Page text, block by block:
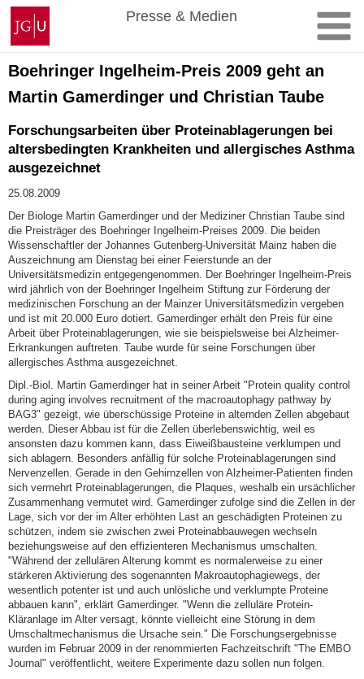
Zum
Inhalt
springen
Johannes
Gutenberg-
Universität
Mainz
Presse & Medien
Boehringer Ingelheim-Preis 2009 geht an
Martin Gamerdinger und Christian Taube
Forschungsarbeiten über Proteinablagerungen bei
altersbedingten Krankheiten und allergisches Asthma
ausgezeichnet
25.08.2009
Der Biologe Martin Gamerdinger und der Mediziner Christian Taube sind
die Preisträger des Boehringer Ingelheim-Preises 2009. Die beiden
Wissenschaftler der Johannes Gutenberg-Universität Mainz haben die
Auszeichnung am Dienstag bei einer Feierstunde an der
Universitätsmedizin entgegengenommen. Der Boehringer Ingelheim-Preis
wird jährlich von der Boehringer Ingelheim Stiftung zur Förderung der
medizinischen Forschung an der Mainzer Universitätsmedizin vergeben
und ist mit 20.000 Euro dotiert. Gamerdinger erhält den Preis für eine
Arbeit über Proteinablagerungen, wie sie beispielsweise bei Alzheimer-
Erkrankungen auftreten. Taube wurde für seine Forschungen über
allergisches Asthma ausgezeichnet.
Dipl.-Biol. Martin Gamerdinger hat in seiner Arbeit "Protein quality control
during aging involves recruitment of the macroautophagy pathway by
BAG3" gezeigt, wie überschüssige Proteine in alternden Zellen abgebaut
werden. Dieser Abbau ist für die Zellen überlebenswichtig, weil es
ansonsten dazu kommen kann, dass Eiweißbausteine verklumpen und
sich ablagern. Besonders anfällig für solche Proteinablagerungen sind
Nervenzellen. Gerade in den Gehirnzellen von Alzheimer-Patienten finden
sich vermehrt Proteinablagerungen, die Plaques, weshalb ein ursächlicher
Zusammenhang vermutet wird. Gamerdinger zufolge sind die Zellen in der
Lage, sich vor der im Alter erhöhten Last an geschädigten Proteinen zu
schützen, indem sie zwischen zwei Proteinabbauwegen wechseln
beziehungsweise auf den effizienteren Mechanismus umschalten.
"Während der zellulären Alterung kommt es normalerweise zu einer
stärkeren Aktivierung des sogenannten Makroautophagiewegs, der
wesentlich potenter ist und auch unlösliche und verklumpte Proteine
abbauen kann", erklärt Gamerdinger. "Wenn die zelluläre Protein-
Kläranlage im Alter versagt, könnte vielleicht eine Störung in dem
Umschaltmechanismus die Ursache sein." Die Forschungsergebnisse
wurden im Februar 2009 in der renommierten Fachzeitschrift "The EMBO
Journal" veröffentlicht, weitere Experimente dazu sollen nun folgen.